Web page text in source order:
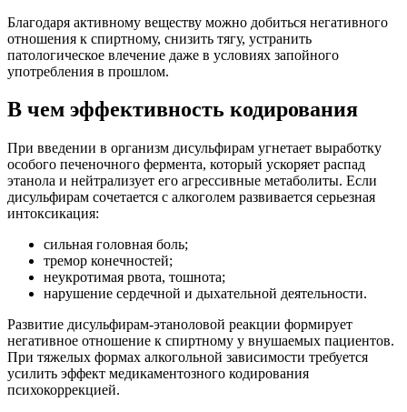
Благодаря активному веществу можно добиться негативного
отношения к спиртному, снизить тягу, устранить
патологическое влечение даже в условиях запойного
употребления в прошлом.
В чем эффективность кодирования
При введении в организм дисульфирам угнетает выработку
особого печеночного фермента, который ускоряет распад
этанола и нейтрализует его агрессивные метаболиты. Если
дисульфирам сочетается с алкоголем развивается серьезная
интоксикация:
сильная головная боль;
тремор конечностей;
неукротимая рвота, тошнота;
нарушение сердечной и дыхательной деятельности.
Развитие дисульфирам-этаноловой реакции формирует
негативное отношение к спиртному у внушаемых пациентов.
При тяжелых формах алкогольной зависимости требуется
усилить эффект медикаментозного кодирования
психокоррекцией.